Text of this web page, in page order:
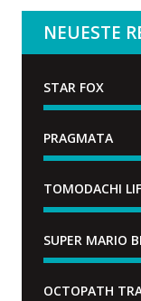
NEUESTE
STAR FOX
PRAGMATA
TOMODACHI
OCTOPATH